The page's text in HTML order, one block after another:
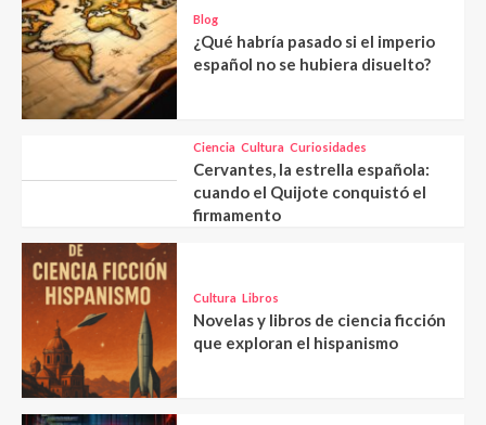
Blog
¿Qué habría pasado si el imperio
español no se hubiera disuelto?
Ciencia Cultura Curiosidades
Cervantes, la estrella española:
cuando el Quijote conquistó el
firmamento
Cultura Libros
Novelas y libros de ciencia ficción
que exploran el hispanismo